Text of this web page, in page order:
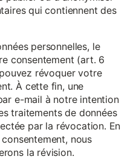
qui contiennent des
personnelles, le
consentement (art. 6
révoquer votre
À cette fin, une
e-mail à notre intention
traitements de données
par la révocation. En
nous
la révision.